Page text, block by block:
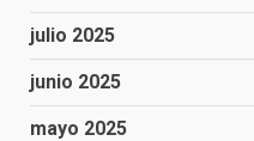
julio 2025
junio 2025
mayo 2025